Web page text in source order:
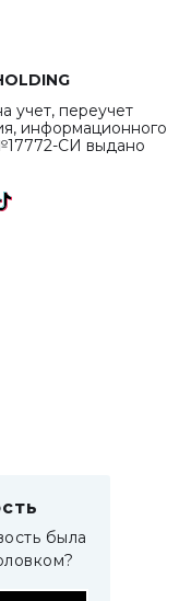
учет, переучет
информационного
СИ выдано
была